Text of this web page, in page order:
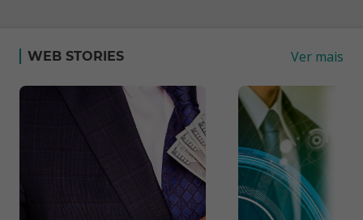
WEB STORIES Ver mais